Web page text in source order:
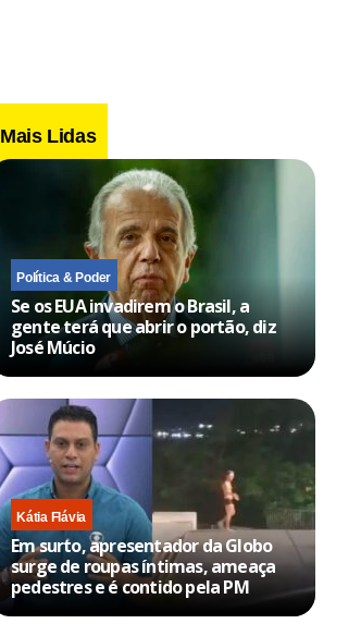
Mais Lidas
Política & Poder
Se os EUA invadirem o Brasil, a
gente terá que abrir o portão, diz
José Múcio
Kátia Flávia
Em surto, apresentador da Globo
surge de roupas íntimas, ameaça
pedestres e é contido pela PM